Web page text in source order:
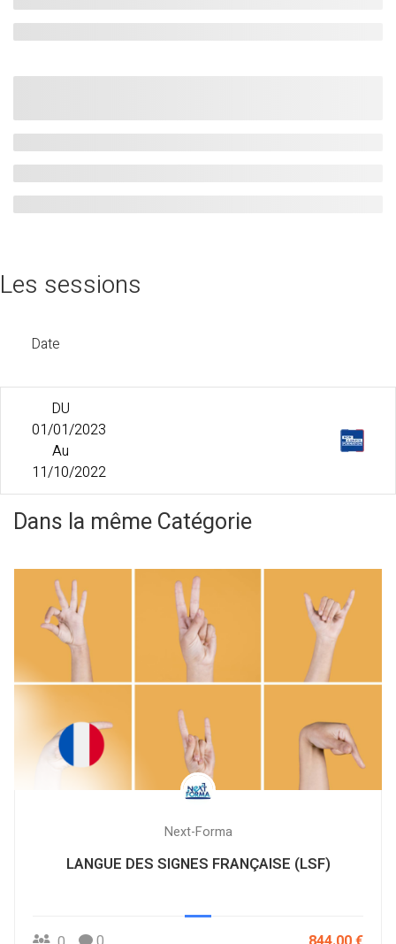
Les sessions
Date
DU
01/01/2023
Au
11/10/2022
Dans la même Catégorie
Next-Forma
LANGUE DES SIGNES FRANÇAISE (LSF)